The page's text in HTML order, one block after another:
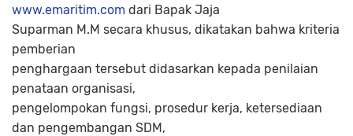
www.emaritim.com dari Bapak Jaja
Suparman M.M secara khusus, dikatakan bahwa kriteria
pemberian
penghargaan tersebut didasarkan kepada penilaian
penataan organisasi,
pengelompokan fungsi, prosedur kerja, ketersediaan
dan pengembangan SDM,